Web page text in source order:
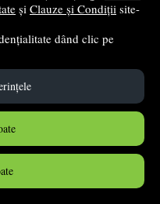
și Clauze și Condiții site-
dând clic pe
literatura romana si
Morarasu
(-5%)